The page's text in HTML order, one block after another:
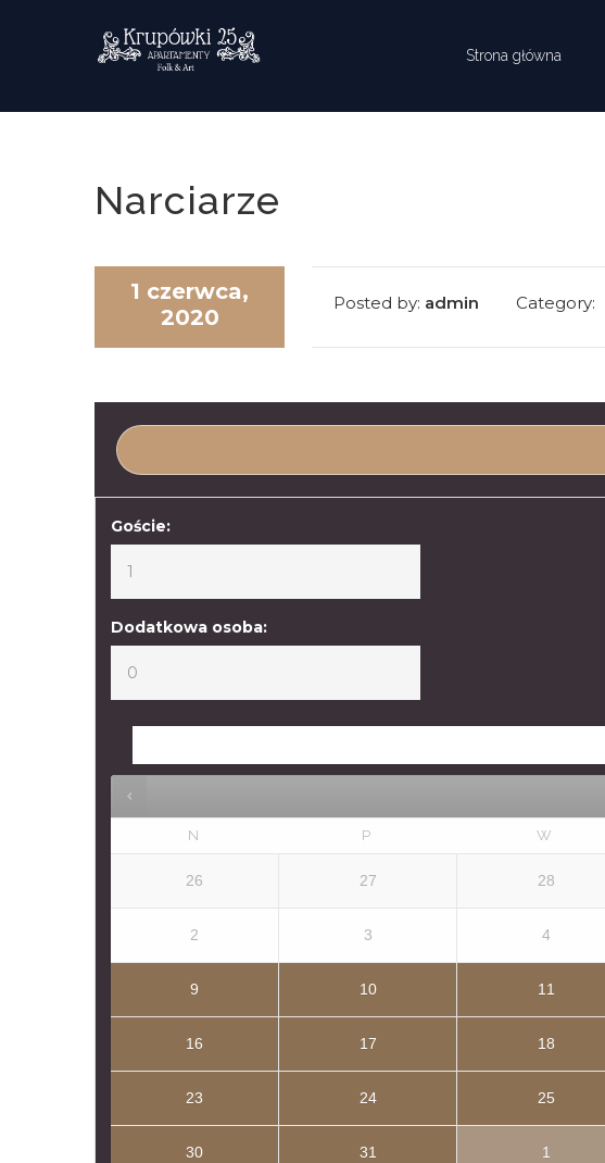
Strona główna
Narciarze
1 czerwca,
2020
Posted by: admin Category:
Goście:
Dodatkowa osoba:
N P W
26 27 28
2 3 4
9 10 11
16 17 18
23 24 25
30 31 1